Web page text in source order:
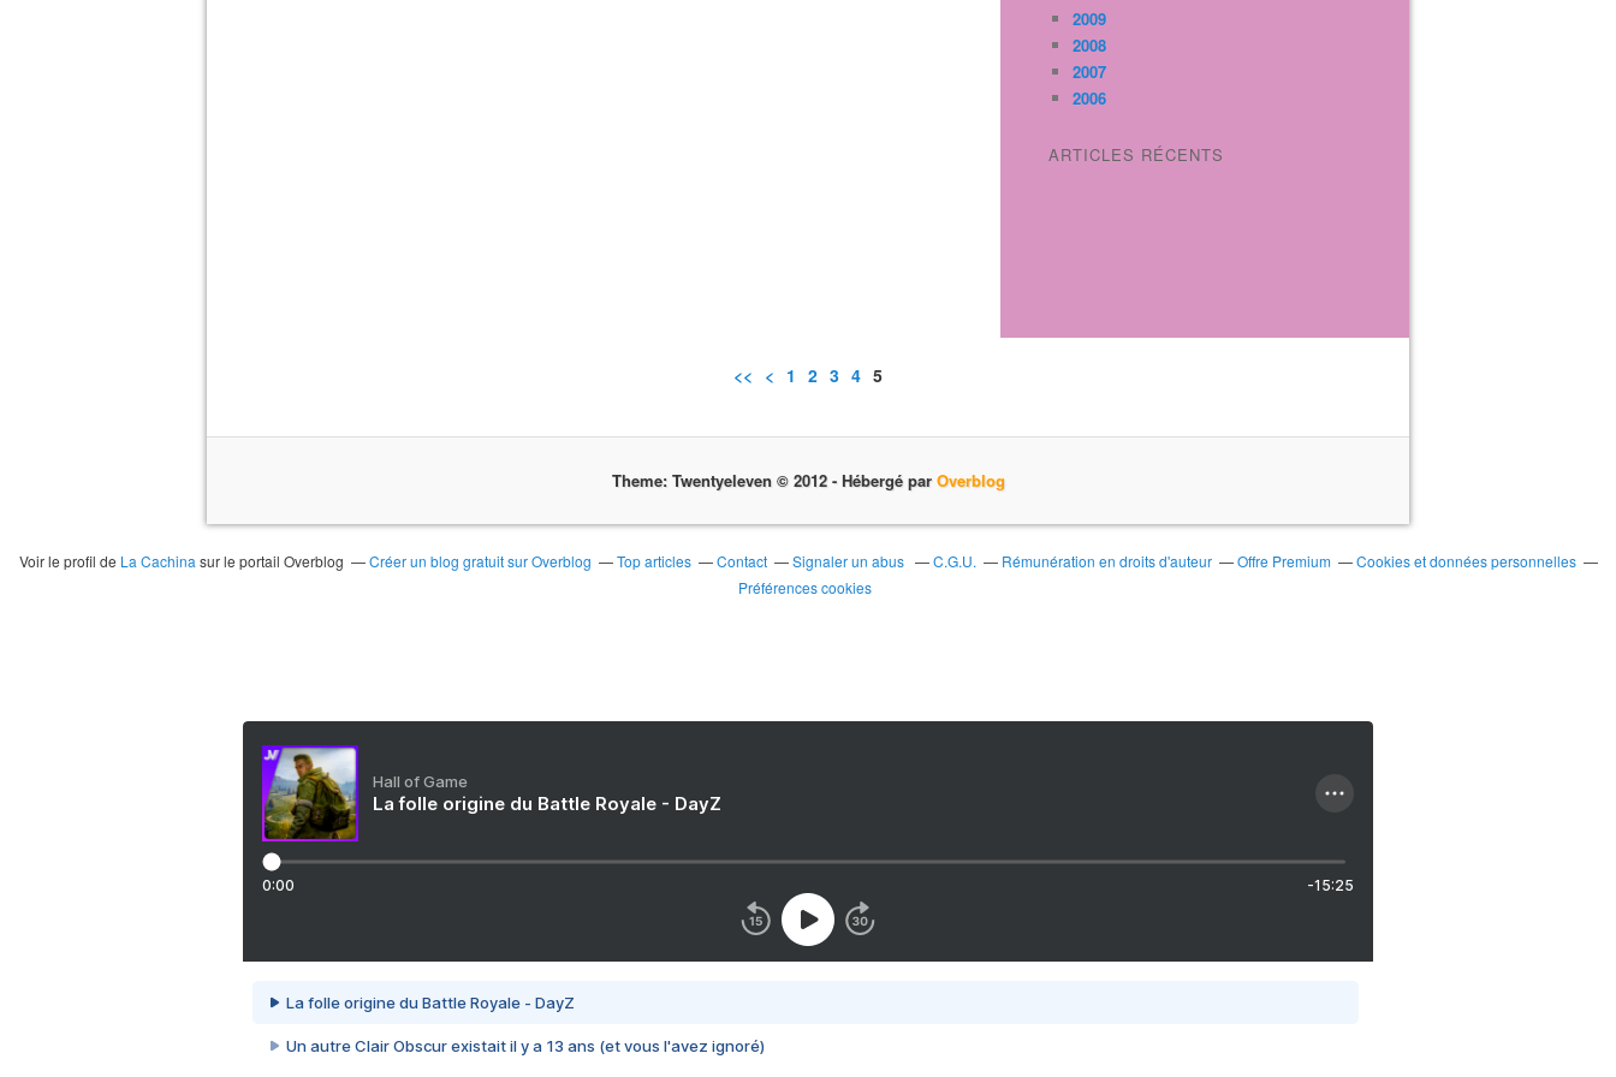
2009
2008
2007
2006
ARTICLES RÉCENTS
<< < 1 2 3 4 5
Theme: Twentyeleven © 2012 - Hébergé par Overblog
Voir le profil de La Cachina sur le portail Overblog Créer un blog gratuit sur Overblog Top articles Contact Signaler un abus C.G.U. Rémunération en droits d'auteur Offre Premium
Cookies et données personnelles
Préférences cookies
Hall of Game
La folle origine du Battle Royale - DayZ
0:00 -15:25
La folle origine du Battle Royale - DayZ
Un autre Clair Obscur existait il y a 13 ans (et vous l'avez ignoré)